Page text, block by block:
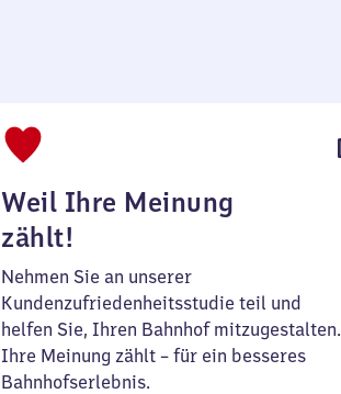
Weil Ihre Meinung
zählt!
Nehmen Sie an unserer
Kundenzufriedenheitsstudie teil und
helfen Sie, Ihren Bahnhof mitzugestalten.
Ihre Meinung zählt – für ein besseres
Bahnhofserlebnis.